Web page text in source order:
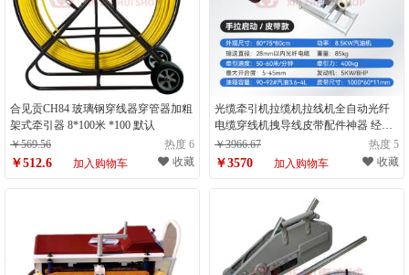
合见贡CH84 玻璃钢穿线器穿管器加粗
架式牵引器 8*100米 *100 默认
￥569.56
热度 6
￥512.6 加入购物车 收藏
光缆牵引机拉缆机拉线机全自动光纤
电缆穿线机拽导线皮带配件神器 经济
型手拉式皮带款汽油8.5P
￥3966.67 热度 5
￥3570 加入购物车 收藏